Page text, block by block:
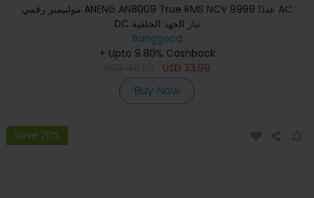
مولتيمتر رقمي ANENG AN8009 True RMS NCV 9999 عددًا AC
DC تيار الجهد الخلفية
Banggood
+ Upto 9.80% Cashback
USD 33.99
Buy Now
Save 20%